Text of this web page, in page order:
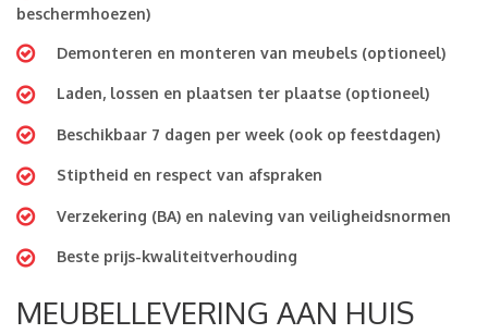
beschermhoezen)
Demonteren en monteren van meubels (optioneel)
Laden, lossen en plaatsen ter plaatse (optioneel)
Beschikbaar 7 dagen per week (ook op feestdagen)
Stiptheid en respect van afspraken
Verzekering (BA) en naleving van veiligheidsnormen
Beste prijs-kwaliteitverhouding
MEUBELLEVERING AAN HUIS